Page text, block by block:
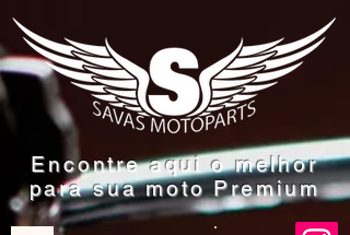
Encontre aqui omelhor
para sua moto Premium